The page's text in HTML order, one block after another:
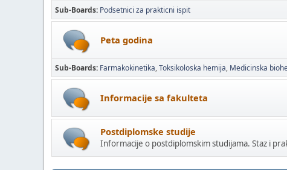
Sub-Boards Podsetnici za prakticni ispit
Peta godina
Sub-Boards Farmakokinetika Toksikoloska hemija Medicinska
Informacije sa fakulteta
Postdiplomske studije
Informacije o postdiplomskim studijama. Staz i